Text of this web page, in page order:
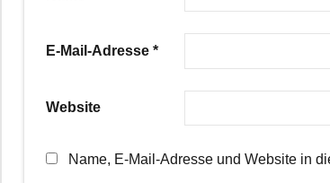
E-Mail-Adresse *
Website
Name, E-Mail-Adresse und Website in